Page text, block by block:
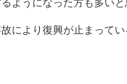
ようになった方も多いと
により復興が止まってい